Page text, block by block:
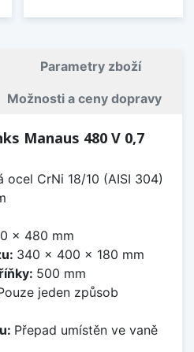
Parametry zboží
Možnosti a ceny dopravy
Manaus 480 V 0,7
ocel CrNi 18/10 (AISI 304)
x 480 mm
340 x 400 x 180 mm
500 mm
jeden způsob
Přepad umístěn ve vaně